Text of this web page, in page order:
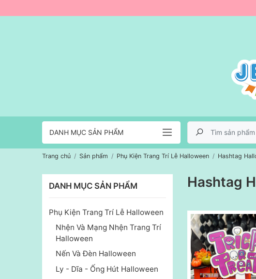
DANH MỤC SẢN PHẨM
Trang chủ Sản phẩm Phụ Kiện Trang Trí Lễ Halloween Hashtag
DANH MỤC SẢN PHẨM
Phụ Kiện Trang Trí Lễ Halloween
Nhện Và Mạng Nhện Trang Trí
Halloween
Nến Và Đèn Halloween
Ly - Dĩa - Ống Hút Halloween
Hashtag